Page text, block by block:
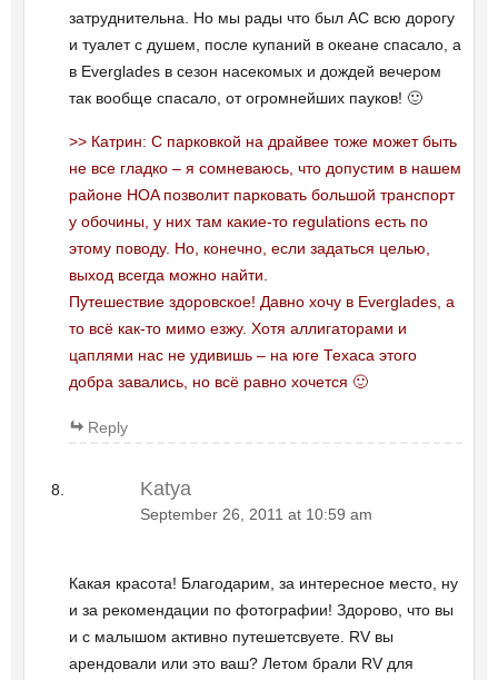
затруднительна. Но мы рады что был AC всю дорогу
и туалет с душем, после купаний в океане спасало, а
в Everglades в сезон насекомых и дождей вечером
так вообще спасало, от огромнейших пауков! 🙂
>> Катрин: С парковкой на драйвее тоже может быть
не все гладко – я сомневаюсь, что допустим в нашем
районе HOA позволит парковать большой транспорт
у обочины, у них там какие-то regulations есть по
этому поводу. Но, конечно, если задаться целью,
выход всегда можно найти.
Путешествие здоровское! Давно хочу в Everglades, а
то всё как-то мимо езжу. Хотя аллигаторами и
цаплями нас не удивишь – на юге Техаса этого
добра завались, но всё равно хочется 🙂
Reply
Katya
September 26, 2011 at 10:59 am
Какая красота! Благодарим, за интересное место, ну
и за рекомендации по фотографии! Здорово, что вы
и с малышом активно путешетсвуете. RV вы
арендовали или это ваш? Летом брали RV для